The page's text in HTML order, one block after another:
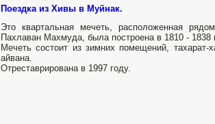
Поездка из Хивы в Муйнак.
Это квартальная мечеть, расположенная
Пахлаван Махмуда, была построена в 1810 - 1838
Мечеть состоит из зимних помещений,
айвана.
Отреставрирована в 1997 году.